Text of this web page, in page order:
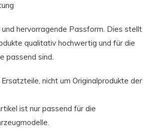
hervorragende Passform. Dies stellt
qualitativ hochwertig und für die
passend sind.
nicht um Originalprodukte der
ist nur passend für die